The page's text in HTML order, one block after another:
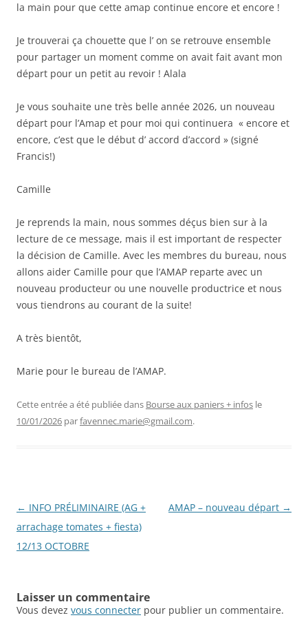
la main pour que cette amap continue encore et encore !
Je trouverai ça chouette que l’ on se retrouve ensemble
pour partager un moment comme on avait fait avant mon
départ pour un petit au revoir ! Alala
Je vous souhaite une très belle année 2026, un nouveau
départ pour l’Amap et pour moi qui continuera « encore et
encore, c’est que le début d’ accord d’accord » (signé
Francis!)
Camille
Je reprends la main, nous sommes déçus bien sur à la
lecture de ce message, mais il est important de respecter
la décision de Camille. Avec les membres du bureau, nous
allons aider Camille pour que l’AMAP reparte avec un
nouveau producteur ou une nouvelle productrice et nous
vous tiendrons au courant de la suite!
A très bientôt,
Marie pour le bureau de l’AMAP.
Cette entrée a été publiée dans Bourse aux paniers + infos le
10/01/2026 parfavennec.marie@gmail.com.
Navigation
des
articles
← INFO PRÉLIMINAIRE (AG +
arrachage tomates + fiesta)
12/13 OCTOBRE
AMAP – nouveau départ →
Laisser un commentaire
Vous devez vous connecter pour publier un commentaire.